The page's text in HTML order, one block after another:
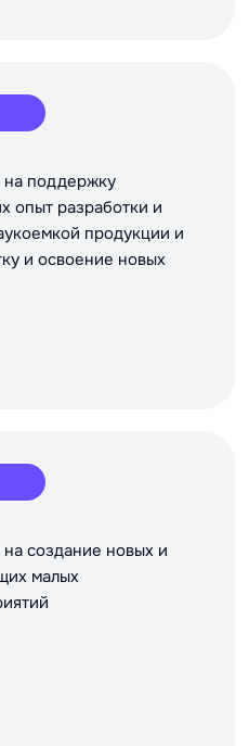
на поддержку
опыт разработки и
продукции и
и освоение новых
создание новых и
малых